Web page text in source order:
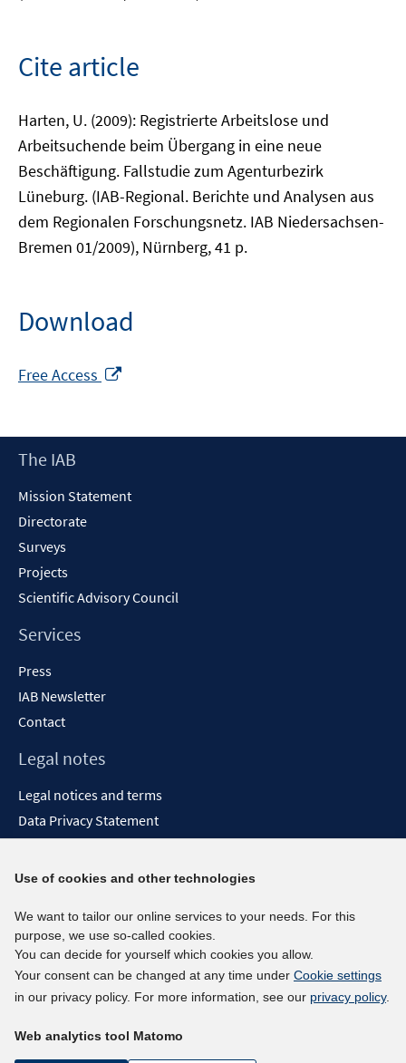
Cite article
Harten, U. (2009): Registrierte Arbeitslose und
Arbeitsuchende beim Übergang in eine neue
Beschäftigung. Fallstudie zum Agenturbezirk
Lüneburg. (IAB-Regional. Berichte und Analysen aus
dem Regionalen Forschungsnetz. IAB Niedersachsen-
Bremen 01/2009), Nürnberg, 41 p.
Download
Free Access
new
Footer
The IAB
Mission Statement
Directorate
Surveys
Projects
Scientific Advisory Council
Services
Press
IAB Newsletter
Contact
Legal notes
Legal notices and terms
Data Privacy Statement
Report Accessibility
Social media channels
BlueSky
YouTube
LinkedIn
kununu
Use of cookies and other technologies
We want to tailor our online services to your needs. For this
purpose, we use so-called cookies.
You can decide for yourself which cookies you allow.
Your consent can be changed at any time under Cookie settings
in our privacy policy. For more information, see our privacy policy.
Web analytics tool Matomo